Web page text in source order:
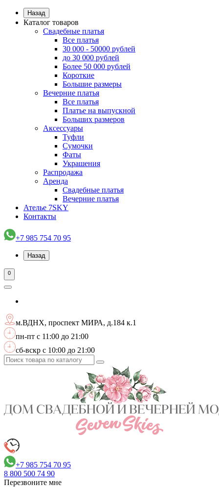
Назад
Каталог товаров
Свадебные платья
Все платья
30 000 - 50000 рублей
до 30 000 рублей
Более 50 000 рублей
Короткие
Большие размеры
Вечерние платья
Все платья
Платье на выпускной
Больших размеров
Аксессуары
Туфли
Сумочки
Фаты
Украшения
Распродажа
Аренда
Свадебные платья
Вечерние платья
Ателье 7SKY
Контакты
+7 985 754 70 95
Назад
0
м.ВДНХ, проспект МИРА, д.184 к.1
пн-пт с 11:00 до 21:00
сб-вскр с 10:00 до 21:00
+7 985 754 70 95
8 800 500 74 90
Перезвоните мне